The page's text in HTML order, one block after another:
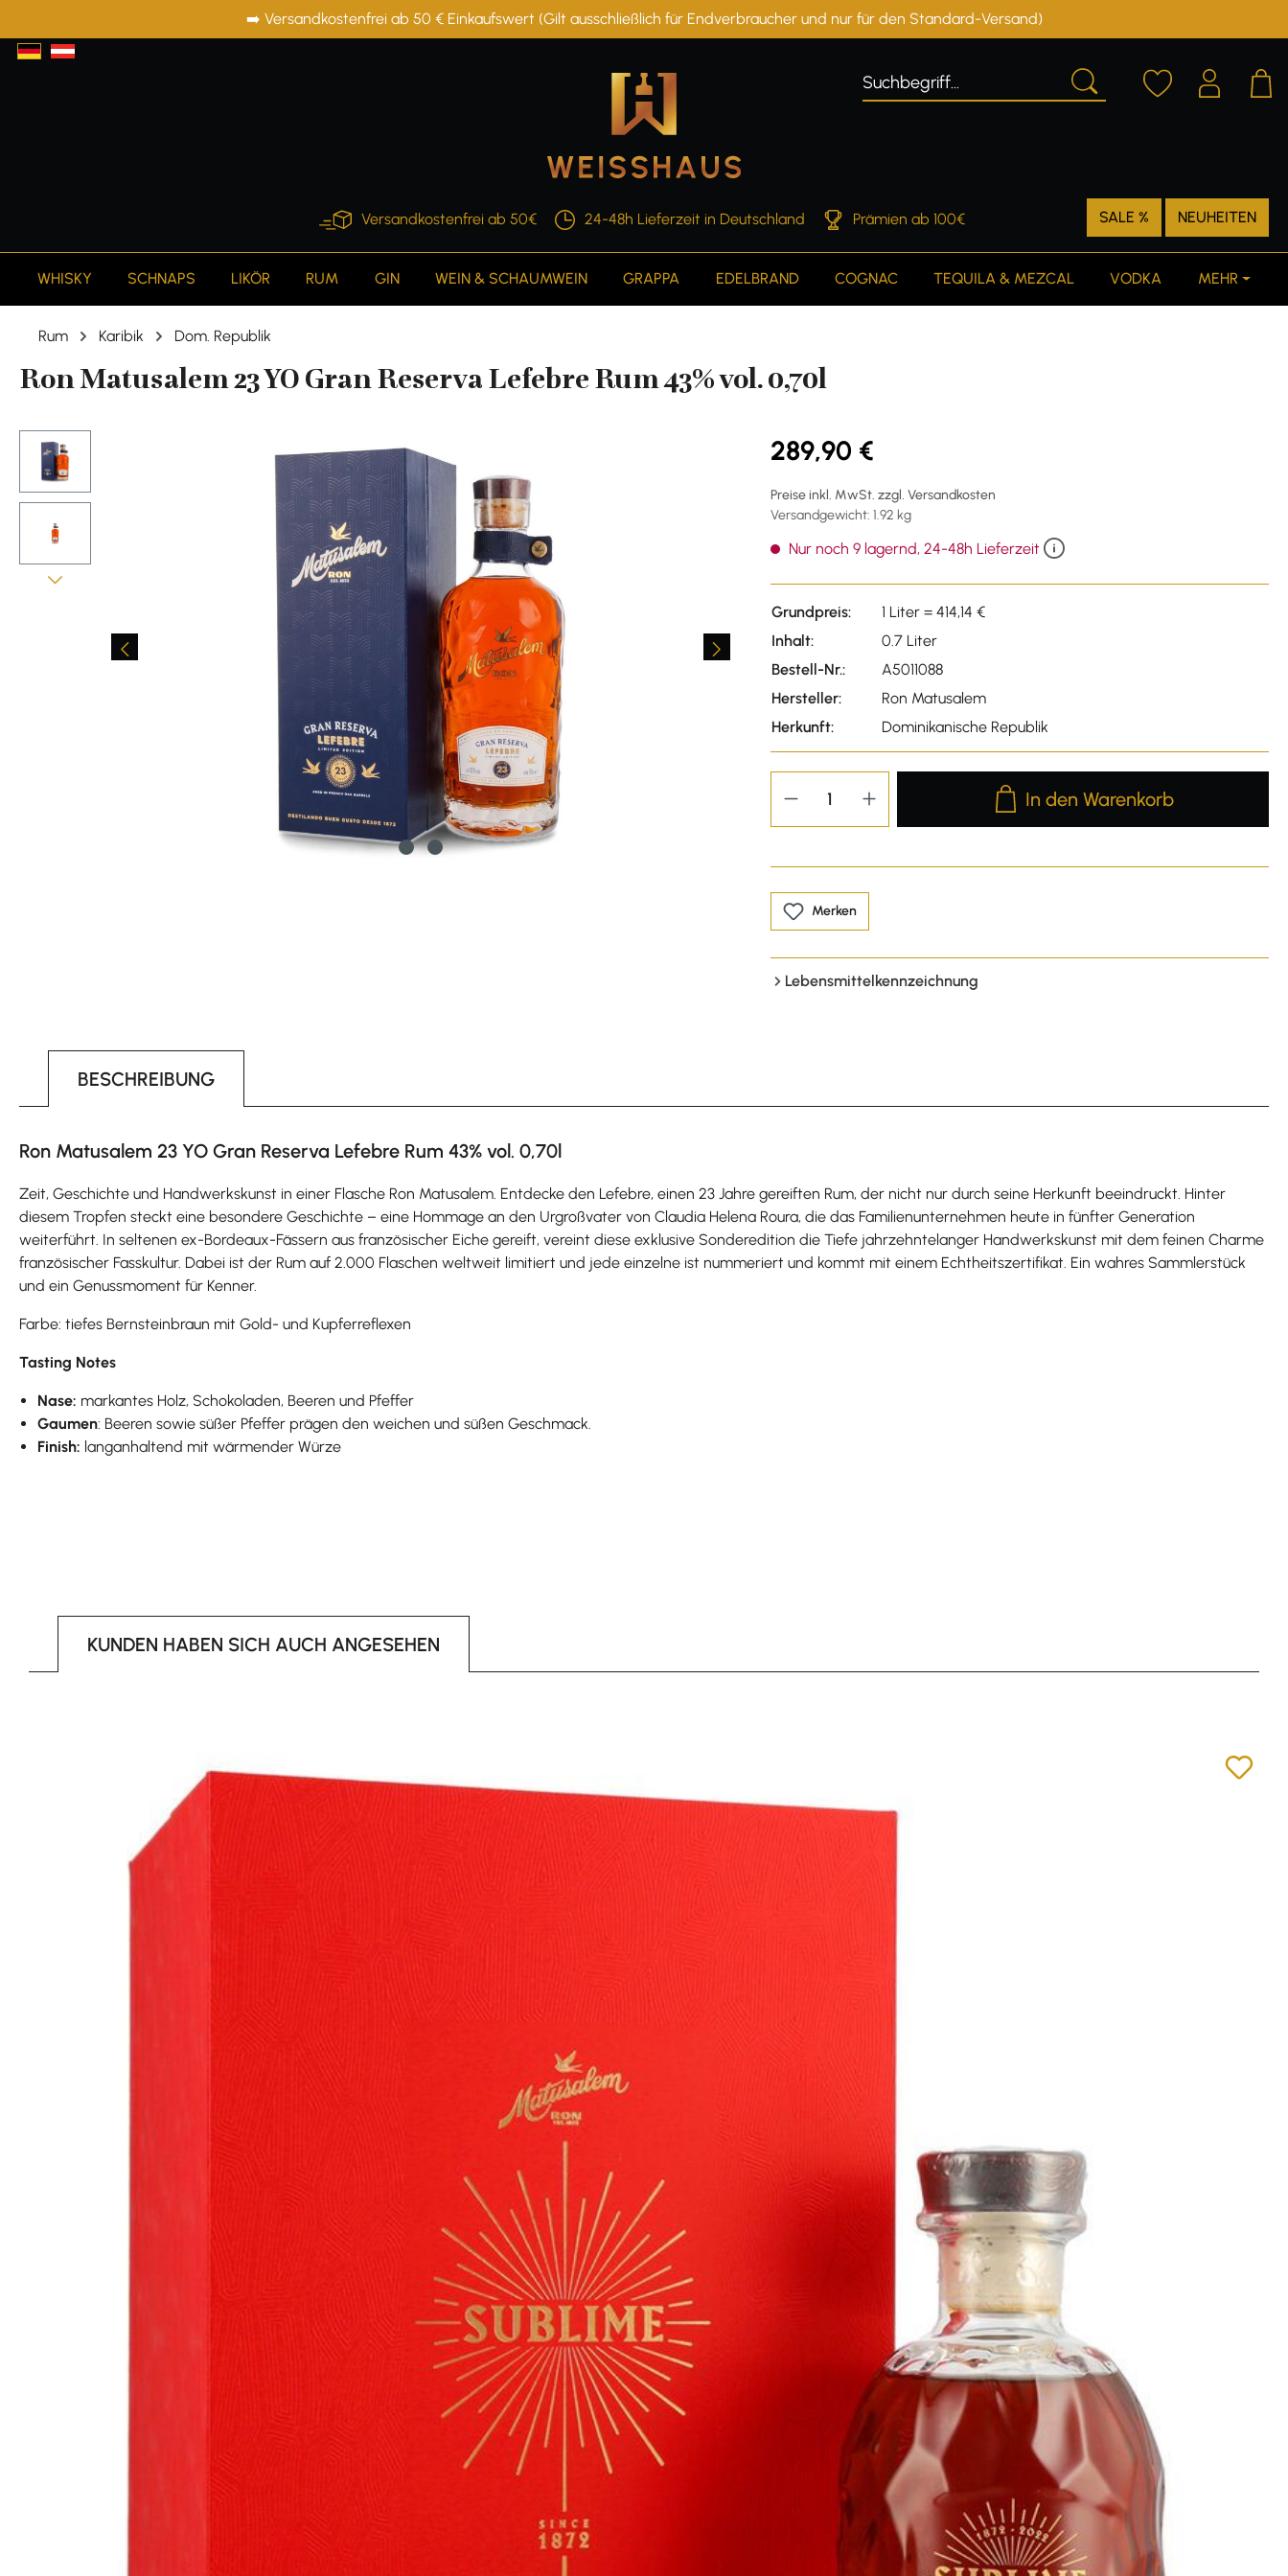
Zur Hauptnavigation springen➡️ Versandkostenfrei ab 50 € Einkaufswert (Gilt ausschließlich für Endverbraucher und nur für den Standard-Versand)
Versandkostenfrei ab 50€ 24-48h Lieferzeit in Deutschland Prämien ab 100€ SALE % NEUHEITEN
WHISKY SCHNAPS LIKÖR RUM GIN WEIN & SCHAUMWEIN GRAPPA EDELBRAND COGNAC TEQUILA & MEZCAL VODKA MEHR
Rum Karibik Dom. Republik
Ron Matusalem 23 YO Gran Reserva Lefebre Rum 43% vol. 0,70l
Bildergalerie überspringen 289,90 €
Preise inkl. MwSt. zzgl. Versandkosten
Versandgewicht: 1.92 kg
Nur noch 9 lagernd, 24-48h Lieferzeit
Grundpreis:
1 Liter = 414,14 €
Inhalt:
0.7 Liter
Bestell-Nr.:
A5011088
Hersteller:
Ron Matusalem
Herkunft:
Dominikanische Republik
Produkt Anzahl: Gib den
In den Warenkorb
Merken
Lebensmittelkennzeichnung
BESCHREIBUNG
Ron Matusalem 23 YO Gran Reserva Lefebre Rum 43% vol. 0,70l
Zeit, Geschichte und Handwerkskunst in einer Flasche Ron Matusalem. Entdecke den Lefebre, einen 23 Jahre gereiften Rum, der nicht nur durch seine Herkunft beeindruckt. Hinter
diesem Tropfen steckt eine besondere Geschichte – eine Hommage an den Urgroßvater von Claudia Helena Roura, die das Familienunternehmen heute in fünfter Generation
weiterführt. In seltenen ex-Bordeaux-Fässern aus französischer Eiche gereift, vereint diese exklusive Sonderedition die Tiefe jahrzehntelanger Handwerkskunst mit dem feinen Charme
französischer Fasskultur. Dabei ist der Rum auf 2.000 Flaschen weltweit limitiert und jede einzelne ist nummeriert und kommt mit einem Echtheitszertifikat. Ein wahres Sammlerstück
und ein Genussmoment für Kenner.
Farbe: tiefes Bernsteinbraun mit Gold- und Kupferreflexen
Tasting Notes
Nase: markantes Holz, Schokoladen, Beeren und Pfeffer
Gaumen: Beeren sowie süßer Pfeffer prägen den weichen und süßen Geschmack.
Finish: langanhaltend mit wärmender Würze
KUNDEN HABEN SICH AUCH ANGESEHEN